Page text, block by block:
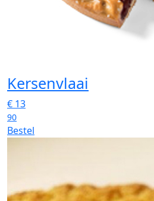
Kersenvlaai
€ 13
90
Bestel